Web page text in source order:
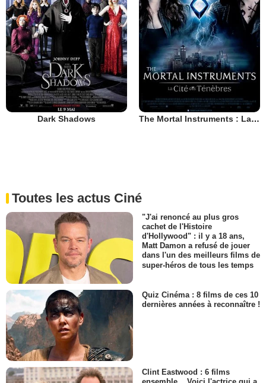
Dark Shadows The Mortal Instruments : La Cité des ténèbres
Toutes les actus Ciné
"J'ai renoncé au plus gros
cachet de l'Histoire
d'Hollywood" : il y a 18 ans,
Matt Damon a refusé de jouer
dans l'un des meilleurs films de
super-héros de tous les temps
Quiz Cinéma : 8 films de ces 10
dernières années à reconnaître !
Clint Eastwood : 6 films